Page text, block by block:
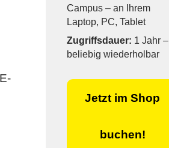
Campus – an Ihrem
Laptop, PC, Tablet
Zugriffsdauer: 1 Jahr –
beliebig wiederholbar
Jetzt im Shop
buchen!